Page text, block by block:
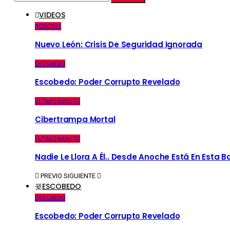
VIDEOS
PODCAST
Nuevo León: Crisis De Seguridad Ignorada
ESCOBEDO
Escobedo: Poder Corrupto Revelado
ÚLTIMO MINUTO
Cibertrampa Mortal
ÚLTIMO MINUTO
Nadie Le Llora A Él.. Desde Anoche Está En Esta
PREVIO SIGUIENTE
ESCOBEDO
ESCOBEDO
Escobedo: Poder Corrupto Revelado